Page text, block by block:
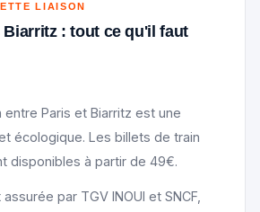
LIAISON
Biarritz : tout ce qu'il faut
entre Paris et Biarritz est une
écologique. Les billets de train
disponibles à partir de 49€.
par TGV INOUI et SNCF,